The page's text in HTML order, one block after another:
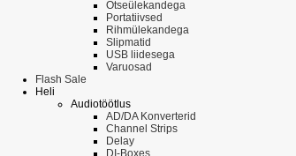
Otseülekandega
Portatiivsed
Rihmülekandega
Slipmatid
USB liidesega
Varuosad
Flash Sale
Heli
Audiotöötlus
AD/DA Konverterid
Channel Strips
Delay